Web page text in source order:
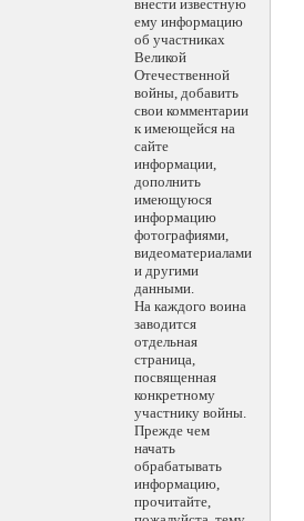
внести известную
ему информацию
об участниках
Великой
Отечественной
войны, добавить
свои комментарии
к имеющейся на
сайте
информации,
дополнить
имеющуюся
информацию
фотографиями,
видеоматериалами
и другими
данными.
На каждого воина
заводится
отдельная
страница,
посвященная
конкретному
участнику войны.
Прежде чем
начать
обрабатывать
информацию,
прочитайте,